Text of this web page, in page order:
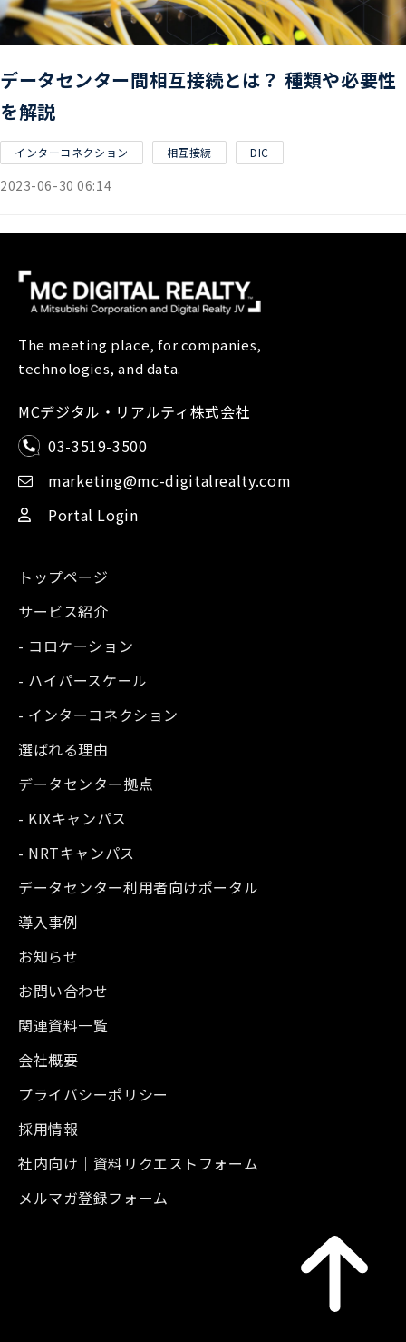
データセンター間相互接続とは？ 種類や必要性
を解説
インターコネクション 相互接続 DIC
2023-06-30 06:14
The meeting place, for companies,
technologies, and data.
MCデジタル・リアルティ株式会社
03-3519-3500
marketing@mc-digitalrealty.com
Portal Login
トップページ
サービス紹介
- コロケーション
- ハイパースケール
- インターコネクション
選ばれる理由
データセンター拠点
- KIXキャンパス
- NRTキャンパス
データセンター利用者向けポータル
導入事例
お知らせ
お問い合わせ
関連資料一覧
会社概要
プライバシーポリシー
採用情報
社内向け｜資料リクエストフォーム
メルマガ登録フォーム